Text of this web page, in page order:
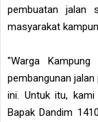
pembuatan jalan
masyarakat
"Warga
pembangunan
ini. Untuk itu,
Bapak Dandim